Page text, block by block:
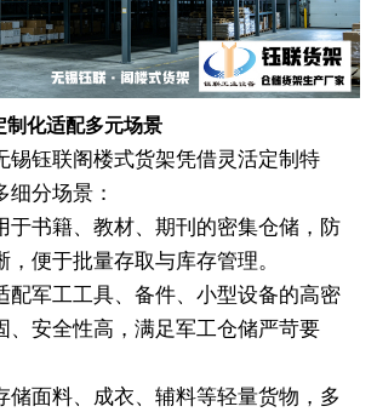
化适配多元场景
锡钰联阁楼式货架凭借灵活定制特
分场景：
于书籍、教材、期刊的密集仓储，防
便于批量存取与库存管理。
配军工工具、备件、小型设备的高密
、安全性高，满足军工仓储严苛要
储面料、成衣、辅料等轻量货物，多